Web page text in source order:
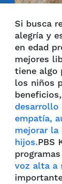
Si busca
alegría y
en edad
mejores
tiene algo
los niños
desarrollo
empatía,
mejorar la
hijos.PBS
programas
voz alta a